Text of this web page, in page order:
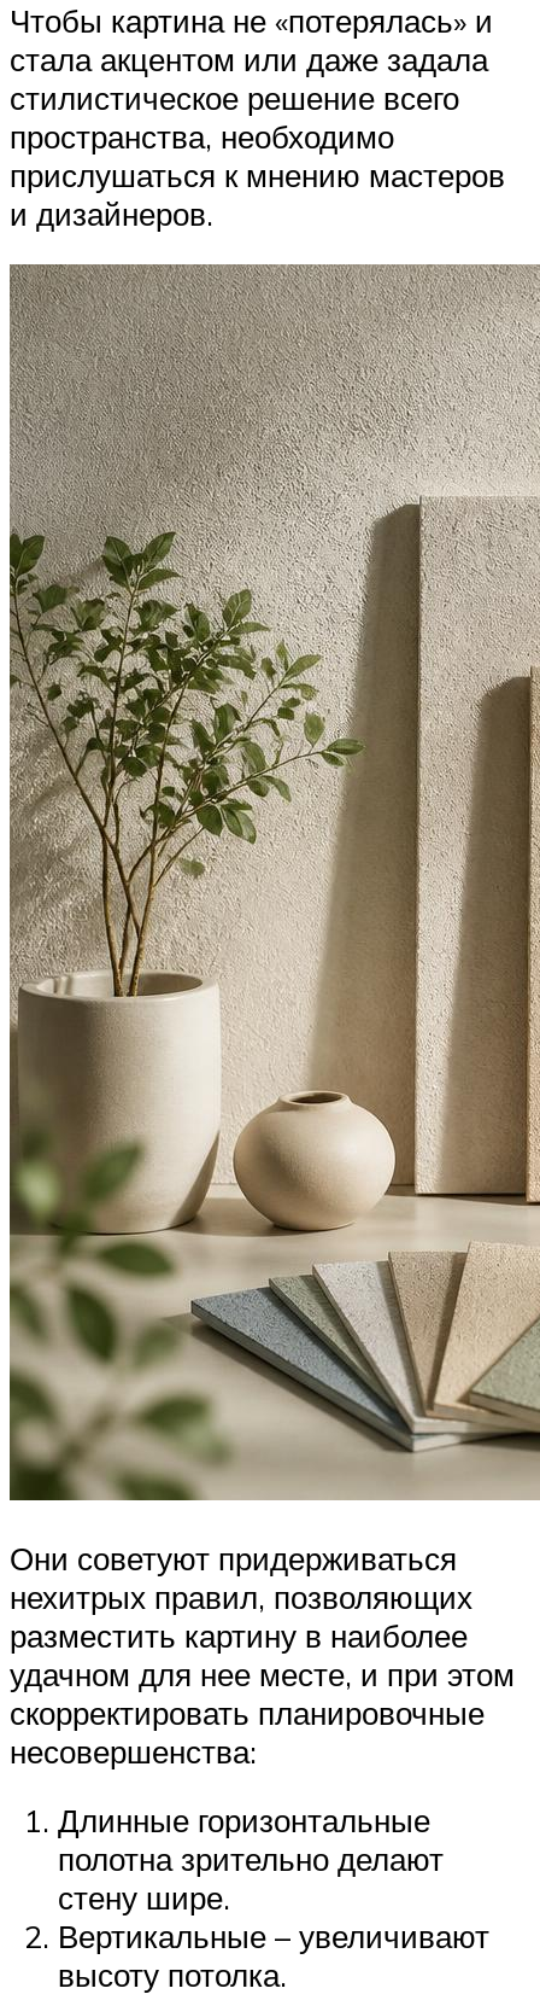
Чтобы картина не «потерялась» и
стала акцентом или даже задала
стилистическое решение всего
пространства, необходимо
прислушаться к мнению мастеров
и дизайнеров.
Они советуют придерживаться
нехитрых правил, позволяющих
разместить картину в наиболее
удачном для нее месте, и при этом
скорректировать планировочные
несовершенства:
Длинные горизонтальные
полотна зрительно делают
стену шире.
Вертикальные – увеличивают
высоту потолка.